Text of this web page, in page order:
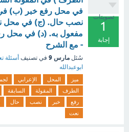
تصويتات
1
إجابة
في محل رفع خبر (ب)
نصب حال. (ج) في محل
مفعول به. (د) في محل
- مع الشرح
سُئل مارس 9 في تصنيف أسئلة
ابوعبدالله
ميز المحل الإعرابي
الطرف
المقولة السابقة
رفع
خبر نصب حال
نعت